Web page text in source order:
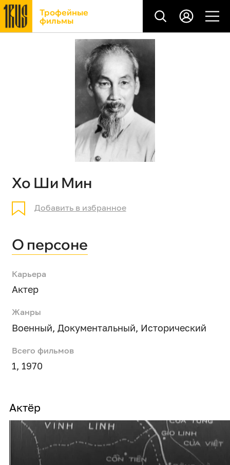
Трофейные
фильмы
Хо Ши Мин
Добавить в избранное
О персоне
Карьера
Актер
Жанры
Военный, Документальный, Исторический
Всего фильмов
1, 1970
Актёр